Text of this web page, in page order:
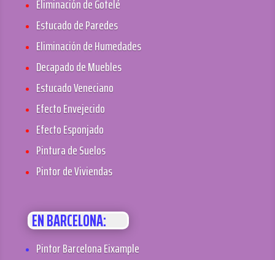
Eliminación de Gotelé
Estucado de Paredes
Eliminación de Humedades
Decapado de Muebles
Estucado Veneciano
Efecto Envejecido
Efecto Esponjado
Pintura de Suelos
Pintor de Viviendas
EN BARCELONA:
Pintor Barcelona Eixample